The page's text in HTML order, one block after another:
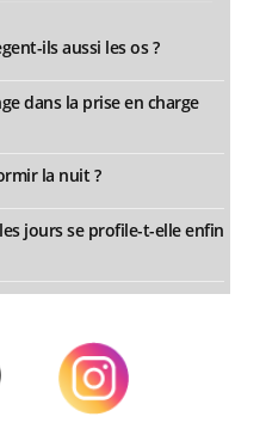
ils aussi les os ?
dans la prise en charge
la nuit ?
jours se profile-t-elle enfin